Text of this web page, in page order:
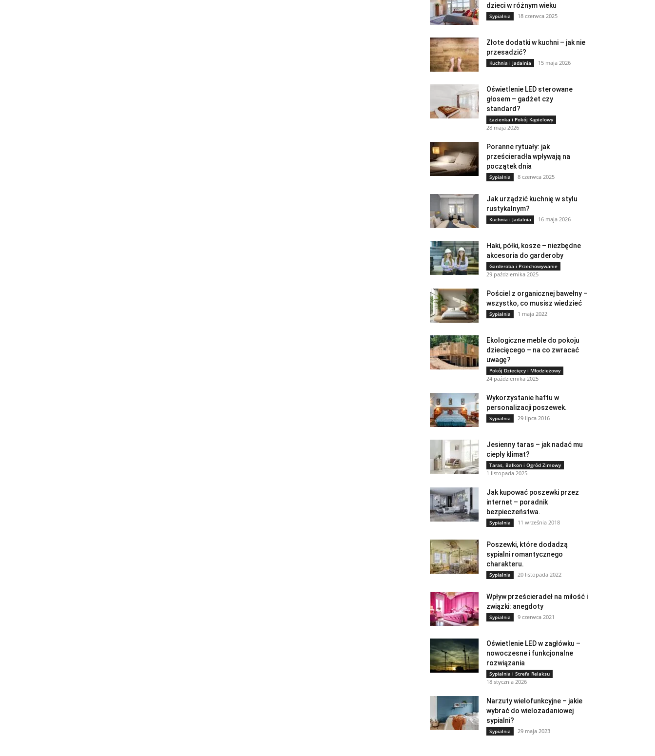
dzieci w różnym wieku
Sypialnia 18 czerwca 2025
Złote dodatki w kuchni – jak nie
przesadzić?
Kuchnia i Jadalnia 15 maja 2026
Oświetlenie LED sterowane
głosem – gadżet czy
standard?
Łazienka i Pokój Kąpielowy
28 maja 2026
Poranne rytuały: jak
prześcieradła wpływają na
początek dnia
Sypialnia 8 czerwca 2025
Jak urządzić kuchnię w stylu
rustykalnym?
Kuchnia i Jadalnia 16 maja 2026
Haki, półki, kosze – niezbędne
akcesoria do garderoby
Garderoba i Przechowywanie
29 października 2025
Pościel z organicznej bawełny –
wszystko, co musisz wiedzieć
Sypialnia 1 maja 2022
Ekologiczne meble do pokoju
dziecięcego – na co zwracać
uwagę?
Pokój Dziecięcy i Młodzieżowy
24 października 2025
Wykorzystanie haftu w
personalizacji poszewek.
Sypialnia 29 lipca 2016
Jesienny taras – jak nadać mu
ciepły klimat?
Taras, Balkon i Ogród Zimowy
1 listopada 2025
Jak kupować poszewki przez
internet – poradnik
bezpieczeństwa.
Sypialnia 11 września 2018
Poszewki, które dodadzą
sypialni romantycznego
charakteru.
Sypialnia 20 listopada 2022
Wpływ prześcieradeł na miłość i
związki: anegdoty
Sypialnia 9 czerwca 2021
Oświetlenie LED w zagłówku –
nowoczesne i funkcjonalne
rozwiązania
Sypialnia i Strefa Relaksu
18 stycznia 2026
Narzuty wielofunkcyjne – jakie
wybrać do wielozadaniowej
sypialni?
Sypialnia 29 maja 2023